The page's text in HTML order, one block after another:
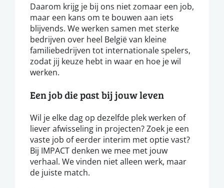
Daarom krijg je bij ons niet zomaar een job,
maar een kans om te bouwen aan iets
blijvends. We werken samen met sterke
bedrijven over heel België van kleine
familiebedrijven tot internationale spelers,
zodat jij keuze hebt in waar en hoe je wil
werken.
Een job die past bij jouw leven
Wil je elke dag op dezelfde plek werken of
liever afwisseling in projecten? Zoek je een
vaste job of eerder interim met optie vast?
Bij IMPACT denken we mee met jouw
verhaal. We vinden niet alleen werk, maar
de juiste match.